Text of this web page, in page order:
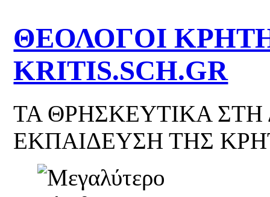
ΘΕΟΛΟΓΟΙ
KRITIS.SCH.GR
ΤΑ ΘΡΗΣΚΕΥΤΙΚΑ
ΕΚΠΑΙΔΕΥΣΗ ΤΗΣ